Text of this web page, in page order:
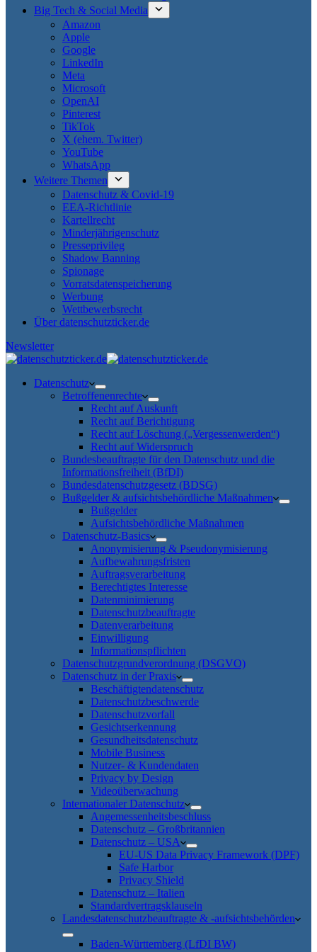
Big Tech & Social Media
Amazon
Apple
Google
LinkedIn
Meta
Microsoft
OpenAI
Pinterest
TikTok
X (ehem. Twitter)
YouTube
WhatsApp
Weitere Themen
Datenschutz & Covid-19
EEA-Richtlinie
Kartellrecht
Minderjährigenschutz
Presseprivileg
Shadow Banning
Spionage
Vorratsdatenspeicherung
Werbung
Wettbewerbsrecht
Über datenschutzticker.de
Newsletter
Datenschutz
Betroffenenrechte
Recht auf Auskunft
Recht auf Berichtigung
Recht auf Löschung („Vergessenwerden“)
Recht auf Widerspruch
Bundesbeauftragte für den Datenschutz und die
Informationsfreiheit (BfDI)
Bundesdatenschutzgesetz (BDSG)
Bußgelder & aufsichtsbehördliche Maßnahmen
Bußgelder
Aufsichtsbehördliche Maßnahmen
Datenschutz-Basics
Anonymisierung & Pseudonymisierung
Aufbewahrungsfristen
Auftragsverarbeitung
Berechtigtes Interesse
Datenminimierung
Datenschutzbeauftragte
Datenverarbeitung
Einwilligung
Informationspflichten
Datenschutzgrundverordnung (DSGVO)
Datenschutz in der Praxis
Beschäftigtendatenschutz
Datenschutzbeschwerde
Datenschutzvorfall
Gesichtserkennung
Gesundheitsdatenschutz
Mobile Business
Nutzer- & Kundendaten
Privacy by Design
Videoüberwachung
Internationaler Datenschutz
Angemessenheitsbeschluss
Datenschutz – Großbritannien
Datenschutz – USA
EU-US Data Privacy Framework (DPF)
Safe Harbor
Privacy Shield
Datenschutz – Italien
Standardvertragsklauseln
Landesdatenschutzbeauftragte & -aufsichtsbehörden
Baden-Württemberg (LfDI BW)